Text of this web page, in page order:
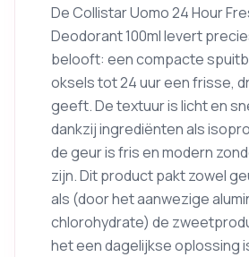
De Collistar Uomo 24 Hour
Deodorant 100ml levert
belooft: een compacte
oksels tot 24 uur een frisse,
geeft. De textuur is licht en
dankzij ingrediënten als
de geur is fris en modern
zijn. Dit product pakt zowel
als (door het aanwezige
chlorohydrate) de
het een dagelijkse oplossing